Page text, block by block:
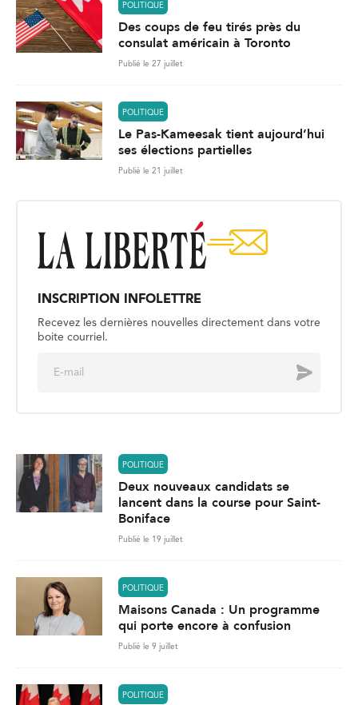
POLITIQUE
Des coups de feu tirés près du
consulat américain à Toronto
Publié le 27 juillet
POLITIQUE
Le Pas-Kameesak tient aujourd’hui
ses élections partielles
Publié le 21 juillet
INSCRIPTION INFOLETTRE
Recevez les dernières nouvelles directement dans votre
boite courriel.
Envoyer
POLITIQUE
Deux nouveaux candidats se
lancent dans la course pour Saint-
Boniface
Publié le 19 juillet
POLITIQUE
Maisons Canada : Un programme
qui porte encore à confusion
Publié le 9 juillet
POLITIQUE